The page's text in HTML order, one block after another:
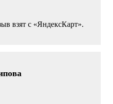
взят с «ЯндексКарт».